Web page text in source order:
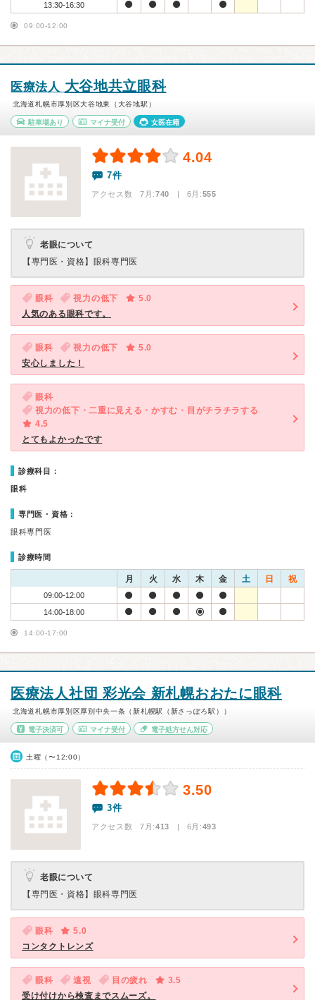
13:30-16:30
09:00-12:00
医療法人 大谷地共立眼科
北海道札幌市厚別区大谷地東（大谷地駅）
駐車場あり マイナ受付 女医在籍
4.04
7件
アクセス数 7月:740 | 6月:555
老眼について
【専門医・資格】 眼科専門医
眼科 視力の低下
5.0
人気のある眼科です。
眼科 視力の低下
5.0
安心しました！
眼科
視力の低下・二重に見える・かすむ・目がチラチラする
4.5
とてもよかったです
診療科目：
眼科
専門医・資格：
眼科専門医
診療時間
月 火 水 木 金 土 日 祝
09:00-12:00
14:00-18:00
14:00-17:00
医療法人社団 彩光会 新札幌おおたに眼科
北海道札幌市厚別区厚別中央一条（新札幌駅（新さっぽろ駅））
電子決済可 マイナ受付 電子処方せん対応
土曜（〜12:00）
3.50
3件
アクセス数 7月:413 | 6月:493
老眼について
【専門医・資格】 眼科専門医
眼科
5.0
コンタクトレンズ
眼科 遠視 目の疲れ
3.5
受け付けから検査までスムーズ。